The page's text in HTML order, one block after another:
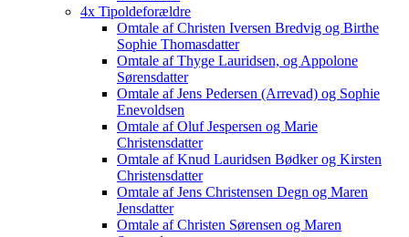
4x Tipoldeforældre
Omtale af Christen Iversen Bredvig og Birthe
Sophie Thomasdatter
Omtale af Thyge Lauridsen, og Appolone
Sørensdatter
Omtale af Jens Pedersen (Arrevad) og Sophie
Enevoldsen
Omtale af Oluf Jespersen og Marie
Christensdatter
Omtale af Knud Lauridsen Bødker og Kirsten
Christensdatter
Omtale af Jens Christensen Degn og Maren
Jensdatter
Omtale af Christen Sørensen og Maren